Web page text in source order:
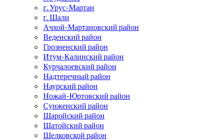
г. Урус-Мартан
г. Шали
Ачхой-Мартановский район
Веденский район
Грозненский район
Итум-Калинский район
Курчалоевский район
Надтеречный район
Наурский район
Ножай-Юртовский район
Сунженский район
Шаройский район
Шатойский район
Шелковской район